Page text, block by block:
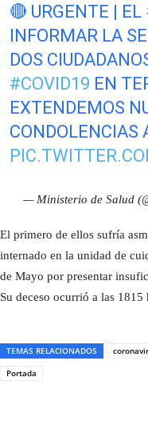
🔴 URGENTE | EL
INFORMAR LA
DOS
#COVID19 EN
EXTENDEMOS
CONDOLENCIAS
— Ministerio de Salud
El primero de ellos sufría
internado en la unidad de
de Mayo por presentar
Su deceso ocurrió a las 1815
TEMAS RELACIONADOS
Portada